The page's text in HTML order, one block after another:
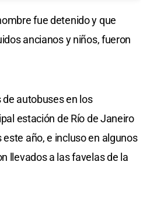
fue detenido y que
ancianos y niños, fueron
autobuses en los
estación de Río de Janeiro
año, e incluso en algunos
llevados a las favelas de la